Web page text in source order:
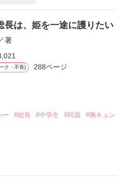
長は、姫を一途に護りたい
著
ク・不良) 288ページ
ー #総長 #中学生 #同居 #胸キュン
言って、
が、